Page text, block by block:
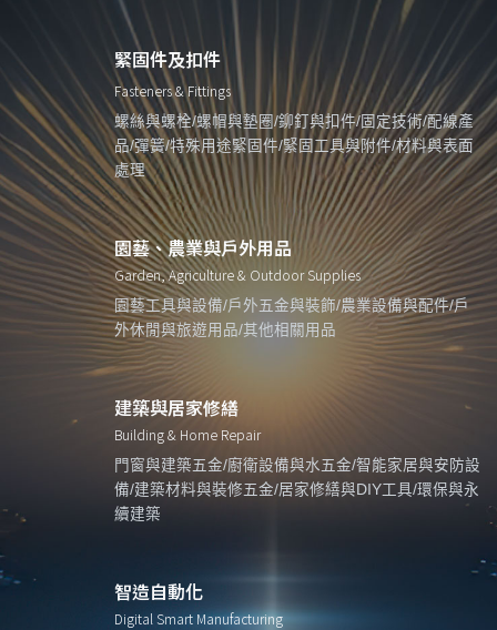
緊固件及扣件
Fasteners & Fittings
螺絲與螺栓/螺帽與墊圈/鉚釘與扣件/固定技術/配線產
品/彈簧/特殊用途緊固件/緊固工具與附件/材料與表面
處理
園藝、農業與戶外用品
Garden, Agriculture & Outdoor Supplies
園藝工具與設備/戶外五金與裝飾/農業設備與配件/戶
外休閒與旅遊用品/其他相關用品
建築與居家修繕
Building & Home Repair
門窗與建築五金/廚衛設備與水五金/智能家居與安防設
備/建築材料與裝修五金/居家修繕與DIY工具/環保與永
續建築
智造自動化
Digital Smart Manufacturing